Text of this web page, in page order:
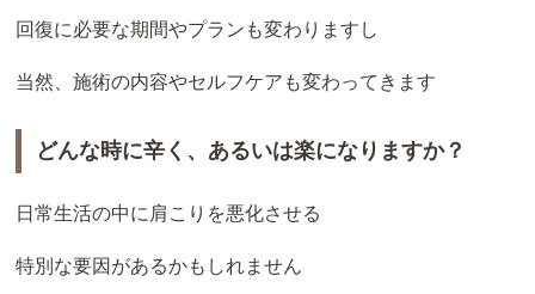
回復に必要な期間やプランも変わりますし
当然、施術の内容やセルフケアも変わってきます
どんな時に辛く、あるいは楽になりますか？
日常生活の中に肩こりを悪化させる
特別な要因があるかもしれません